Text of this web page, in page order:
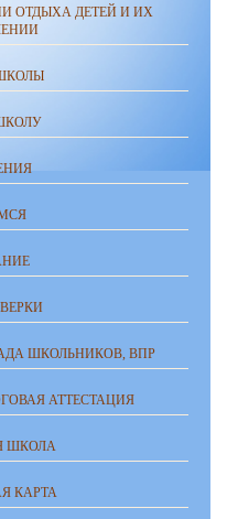
ОТДЫХА ДЕТЕЙ И ИХ
ШКОЛЬНИКОВ, ВПР
АТТЕСТАЦИЯ
ШКОЛА
КАРТА